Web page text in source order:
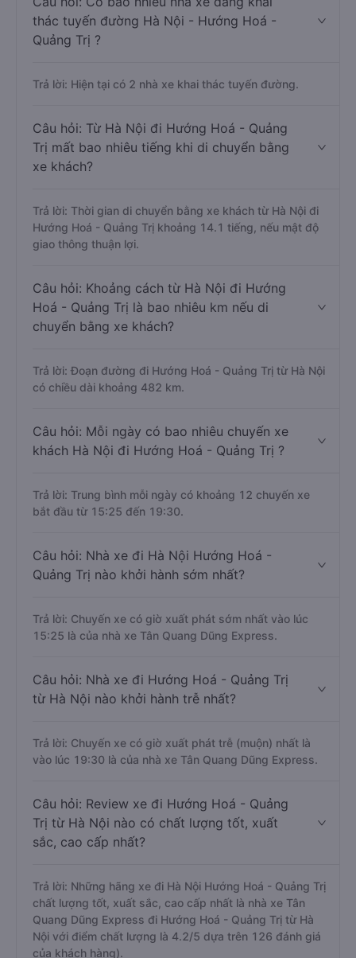
thác tuyến đường Hà Nội - Hướng Hoá -
Quảng Trị ?
Trả lời: Hiện tại có 2 nhà xe khai thác tuyến đường.
Câu hỏi: Từ Hà Nội đi Hướng Hoá - Quảng
Trị mất bao nhiêu tiếng khi di chuyển bằng
xe khách?
Trả lời: Thời gian di chuyển bằng xe khách từ Hà Nội đi
Hướng Hoá - Quảng Trị khoảng 14.1 tiếng, nếu mật độ
giao thông thuận lợi.
Câu hỏi: Khoảng cách từ Hà Nội đi Hướng
Hoá - Quảng Trị là bao nhiêu km nếu di
chuyển bằng xe khách?
Trả lời: Đoạn đường đi Hướng Hoá - Quảng Trị từ Hà Nội
có chiều dài khoảng 482 km.
Câu hỏi: Mỗi ngày có bao nhiêu chuyến xe
khách Hà Nội đi Hướng Hoá - Quảng Trị ?
Trả lời: Trung bình mỗi ngày có khoảng 12 chuyến xe
bắt đầu từ 15:25 đến 19:30.
Câu hỏi: Nhà xe đi Hà Nội Hướng Hoá -
Quảng Trị nào khởi hành sớm nhất?
Trả lời: Chuyến xe có giờ xuất phát sớm nhất vào lúc
15:25 là của nhà xe Tân Quang Dũng Express.
Câu hỏi: Nhà xe đi Hướng Hoá - Quảng Trị
từ Hà Nội nào khởi hành trễ nhất?
Trả lời: Chuyến xe có giờ xuất phát trễ (muộn) nhất là
vào lúc 19:30 là của nhà xe Tân Quang Dũng Express.
Câu hỏi: Review xe đi Hướng Hoá - Quảng
Trị từ Hà Nội nào có chất lượng tốt, xuất
sắc, cao cấp nhất?
Trả lời: Những hãng xe đi Hà Nội Hướng Hoá - Quảng Trị
chất lượng tốt, xuất sắc, cao cấp nhất là nhà xe Tân
Quang Dũng Express đi Hướng Hoá - Quảng Trị từ Hà
Nội với điểm chất lượng là 4.2/5 dựa trên 126 đánh giá
của khách hàng).